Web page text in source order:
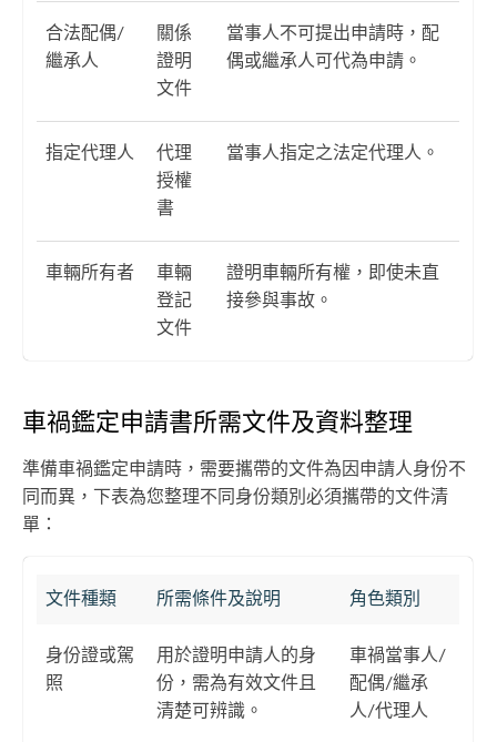
合法配偶/
繼承人
關係
證明
文件
當事人不可提出申請時，配
偶或繼承人可代為申請。
指定代理人
代理
授權
書
當事人指定之法定代理人。
車輛所有者
車輛
登記
文件
證明車輛所有權，即使未直
接參與事故。
車禍鑑定申請書所需文件及資料整理
準備車禍鑑定申請時，需要攜帶的文件為因申請人身份不
同而異，下表為您整理不同身份類別必須攜帶的文件清
單：
文件種類 所需條件及說明 角色類別
身份證或駕
照
用於證明申請人的身
份，需為有效文件且
清楚可辨識。
車禍當事人/
配偶/繼承
人/代理人